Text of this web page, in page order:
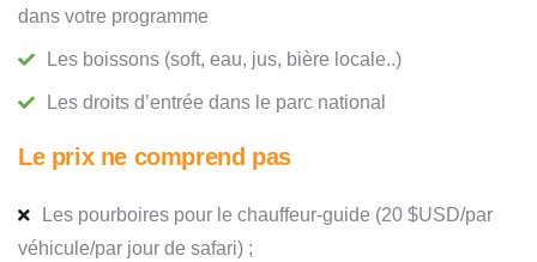
dans votre programme
Les boissons (soft, eau, jus, bière locale..)
Les droits d’entrée dans le parc national
Le prix ne comprend pas
Les pourboires pour le chauffeur-guide (20 $USD/par
véhicule/par jour de safari) ;